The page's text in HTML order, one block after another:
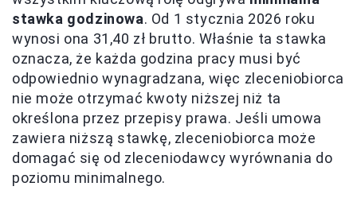
stawka godzinowa. Od 1 stycznia 2026 roku
wynosi ona 31,40 zł brutto. Właśnie ta stawka
oznacza, że każda godzina pracy musi być
odpowiednio wynagradzana, więc zleceniobiorca
nie może otrzymać kwoty niższej niż ta
określona przez przepisy prawa. Jeśli umowa
zawiera niższą stawkę, zleceniobiorca może
domagać się od zleceniodawcy wyrównania do
poziomu minimalnego.